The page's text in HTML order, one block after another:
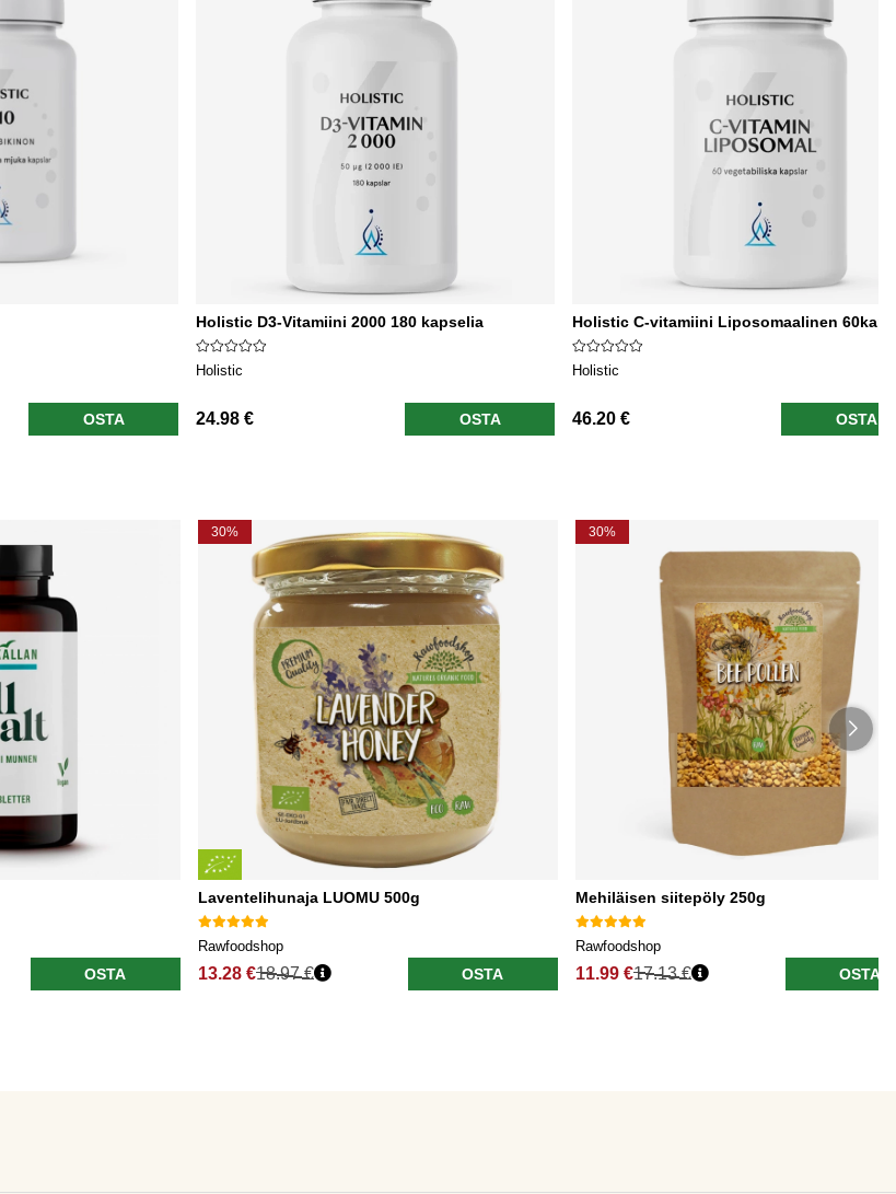
OSTA
Holistic D3-Vitamiini 2000 180 kapselia
Holistic
24.98 € OSTA
Holistic C-vitamiini Liposomaalinen 60kaps
Holistic
46.20 € OSTA
OSTA
30%
Laventelihunaja LUOMU 500g
Rawfoodshop
13.28 €18.97 € OSTA
30%
Mehiläisen siitepöly 250g
Rawfoodshop
11.99 €17.13 € OSTA